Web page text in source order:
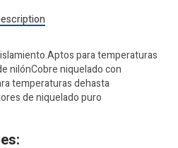
para temperaturas
nilónCobre niquelado con
temperaturas dehasta
de niquelado puro